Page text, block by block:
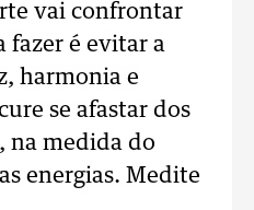
vai confrontar
fazer é evitar a
harmonia e
se afastar dos
na medida do
energias. Medite